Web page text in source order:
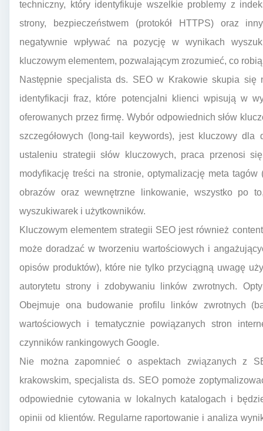
techniczny, który identyfikuje wszelkie problemy z
strony, bezpieczeństwem (protokół HTTPS) oraz
negatywnie wpływać na pozycję w wynikach
kluczowym elementem, pozwalającym zrozumieć, co
Następnie specjalista ds. SEO w Krakowie skupia się
identyfikacji fraz, które potencjalni klienci wpisują w
oferowanych przez firmę. Wybór odpowiednich słów
szczegółowych (long-tail keywords), jest kluczowy
ustaleniu strategii słów kluczowych, praca przenosi
modyfikację treści na stronie, optymalizację meta tagów
obrazów oraz wewnętrzne linkowanie, wszystko po
wyszukiwarek i użytkowników.
Kluczowym elementem strategii SEO jest również
może doradzać w tworzeniu wartościowych i
opisów produktów), które nie tylko przyciągną uwagę
autorytetu strony i zdobywaniu linków zwrotnych.
Obejmuje ona budowanie profilu linków zwrotnych
wartościowych i tematycznie powiązanych stron
czynników rankingowych Google.
Nie można zapomnieć o aspektach związanych z
krakowskim, specjalista ds. SEO pomoże
odpowiednie cytowania w lokalnych katalogach i
opinii od klientów. Regularne raportowanie i analiza